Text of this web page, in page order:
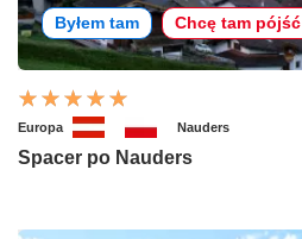
Byłem tam Chcę tam pójść
Europa Nauders
Spacer po Nauders